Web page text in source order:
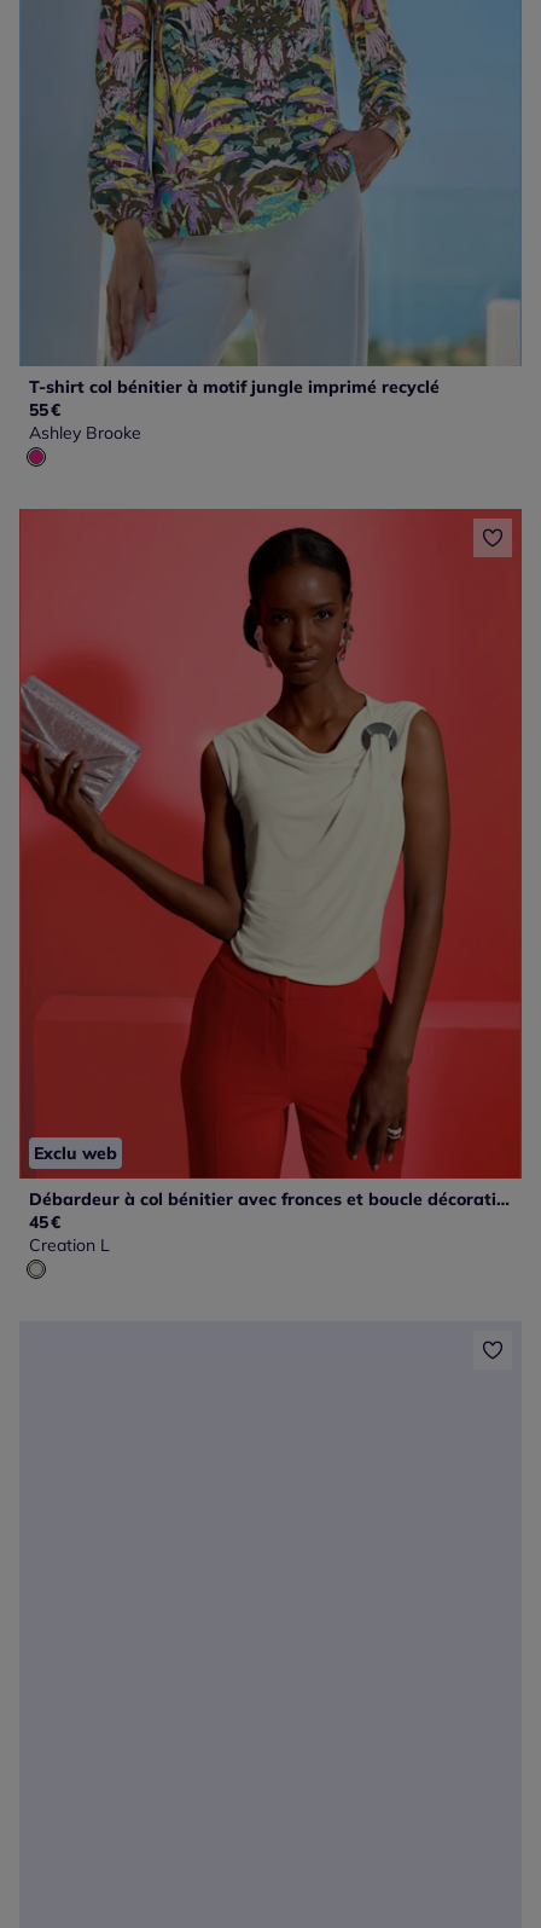
T-shirt col bénitier à motif jungle imprimé recyclé
55€
Ashley Brooke
Exclu web
Débardeur à col bénitier avec fronces et boucle décorative
45€
Creation L